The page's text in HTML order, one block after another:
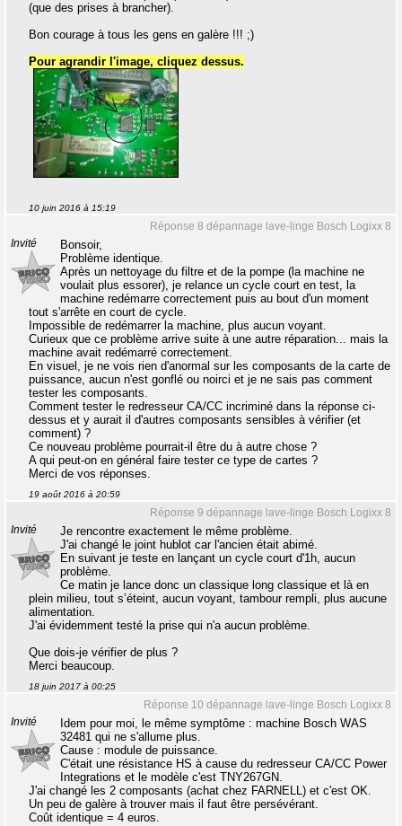
(que des prises à brancher).
Bon courage à tous les gens en galère !!! ;)
Pour agrandir l'image, cliquez dessus.
10 juin 2016 à 15:19
Réponse 8 dépannage lave-linge Bosch Logixx 8
Invité
Bonsoir,
Problème identique.
Après un nettoyage du filtre et de la pompe (la machine ne
voulait plus essorer), je relance un cycle court en test, la
machine redémarre correctement puis au bout d'un moment
tout s'arrête en court de cycle.
Impossible de redémarrer la machine, plus aucun voyant.
Curieux que ce problème arrive suite à une autre réparation... mais la
machine avait redémarré correctement.
En visuel, je ne vois rien d'anormal sur les composants de la carte de
puissance, aucun n'est gonflé ou noirci et je ne sais pas comment
tester les composants.
Comment tester le redresseur CA/CC incriminé dans la réponse ci-
dessus et y aurait il d'autres composants sensibles à vérifier (et
comment) ?
Ce nouveau problème pourrait-il être du à autre chose ?
A qui peut-on en général faire tester ce type de cartes ?
Merci de vos réponses.
19 août 2016 à 20:59
Réponse 9 dépannage lave-linge Bosch Logixx 8
Invité
Je rencontre exactement le même problème.
J'ai changé le joint hublot car l'ancien était abimé.
En suivant je teste en lançant un cycle court d'1h, aucun
problème.
Ce matin je lance donc un classique long classique et là en
plein milieu, tout s’éteint, aucun voyant, tambour rempli, plus aucune
alimentation.
J'ai évidemment testé la prise qui n'a aucun problème.
Que dois-je vérifier de plus ?
Merci beaucoup.
18 juin 2017 à 00:25
Réponse 10 dépannage lave-linge Bosch Logixx 8
Invité
Idem pour moi, le même symptôme : machine Bosch WAS
32481 qui ne s'allume plus.
Cause : module de puissance.
C'était une résistance HS à cause du redresseur CA/CC Power
Integrations et le modèle c'est TNY267GN.
J'ai changé les 2 composants (achat chez FARNELL) et c'est OK.
Un peu de galère à trouver mais il faut être persévérant.
Coût identique = 4 euros.